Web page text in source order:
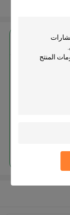
ل فيال